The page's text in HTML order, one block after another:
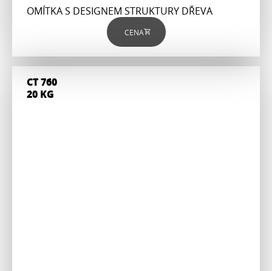
OMÍTKA S DESIGNEM STRUKTURY DŘEVA
CENA
CT 760
20 KG